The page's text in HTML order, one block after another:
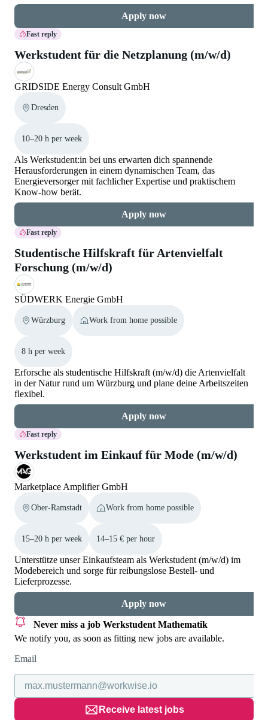
Apply now
Fast reply
Werkstudent für die Netzplanung (m/w/d)
GRIDSIDE Energy Consult GmbH
Dresden
10–20 h per week
Als Werkstudent:in bei uns erwarten dich spannende
Herausforderungen in einem dynamischen Team, das
Energieversorger mit fachlicher Expertise und praktischem
Know-how berät.
Apply now
Fast reply
Studentische Hilfskraft für Artenvielfalt
Forschung (m/w/d)
SÜDWERK Energie GmbH
Würzburg Work from home possible
8 h per week
Erforsche als studentische Hilfskraft (m/w/d) die Artenvielfalt
in der Natur rund um Würzburg und plane deine Arbeitszeiten
flexibel.
Apply now
Fast reply
Werkstudent im Einkauf für Mode (m/w/d)
Marketplace Amplifier GmbH
Ober-Ramstadt Work from home possible
15–20 h per week 14–15 € per hour
Unterstütze unser Einkaufsteam als Werkstudent (m/w/d) im
Modebereich und sorge für reibungslose Bestell- und
Lieferprozesse.
Apply now
Never miss a job Werkstudent Mathematik
We notify you, as soon as fitting new jobs are available.
Email
Receive latest jobs